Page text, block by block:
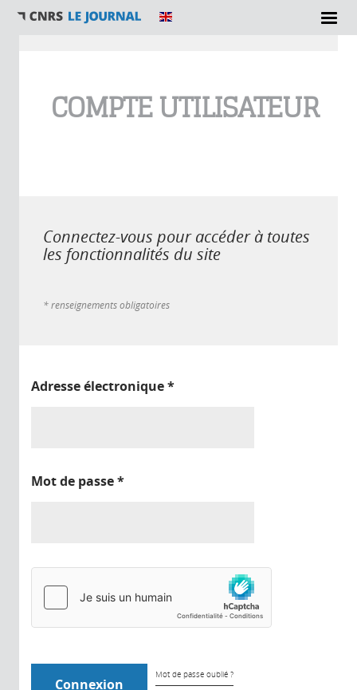
COMPTE UTILISATEUR
Connectez-vous pour accéder à toutes
les fonctionnalités du site
* renseignements obligatoires
Adresse électronique*
Mot de passe*
Mot de passe oublié ?